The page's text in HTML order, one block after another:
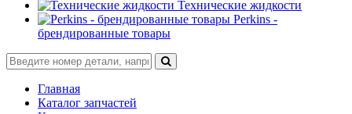
Технические жидкости
Perkins -
брендированные товары
Главная
Каталог запчастей